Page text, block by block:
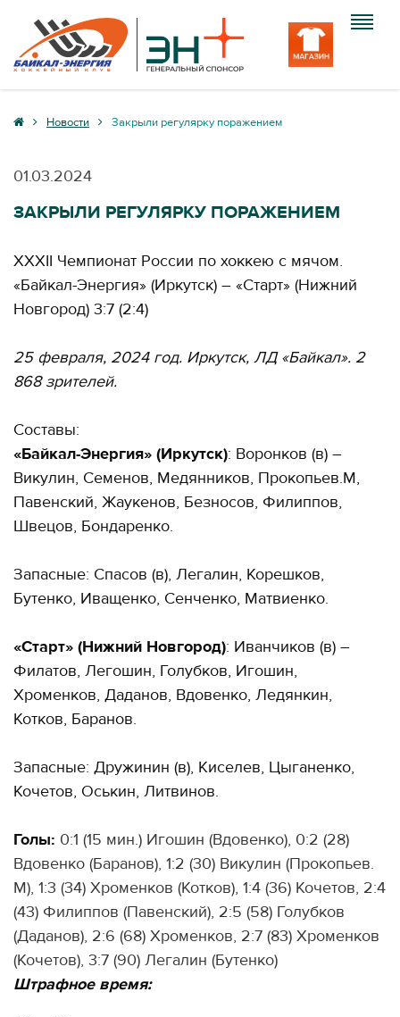
Клуб
Вход
Новости Закрыли регулярку поражением
01.03.2024
ЗАКРЫЛИ РЕГУЛЯРКУ ПОРАЖЕНИЕМ
ХХХII Чемпионат России по хоккею с мячом.
«Байкал-Энергия» (Иркутск) – «Старт» (Нижний
Новгород) 3:7 (2:4)
25 февраля, 2024 год. Иркутск, ЛД «Байкал». 2
868 зрителей.
Составы:
«Байкал-Энергия» (Иркутск): Воронков (в) –
Викулин, Семенов, Медянников, Прокопьев.М,
Павенский, Жаукенов, Безносов, Филиппов,
Швецов, Бондаренко.
Запасные: Спасов (в), Легалин, Корешков,
Бутенко, Иващенко, Сенченко, Матвиенко.
«Старт» (Нижний Новгород): Иванчиков (в) –
Филатов, Легошин, Голубков, Игошин,
Хроменков, Даданов, Вдовенко, Ледянкин,
Котков, Баранов.
Запасные: Дружинин (в), Киселев, Цыганенко,
Кочетов, Оськин, Литвинов.
Голы: 0:1 (15 мин.) Игошин (Вдовенко), 0:2 (28)
Вдовенко (Баранов), 1:2 (30) Викулин (Прокопьев.
М), 1:3 (34) Хроменков (Котков), 1:4 (36) Кочетов, 2:4
(43) Филиппов (Павенский), 2:5 (58) Голубков
(Даданов), 2:6 (68) Хроменков, 2:7 (83) Хроменков
(Кочетов), 3:7 (90) Легалин (Бутенко)
Штрафное время: